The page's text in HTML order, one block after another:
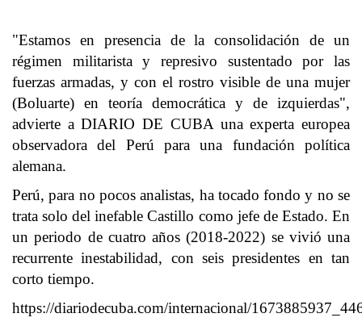
"Estamos en presencia de la consolidación de un
régimen militarista y represivo sustentado por las
fuerzas armadas, y con el rostro visible de una mujer
(Boluarte) en teoría democrática y de izquierdas",
advierte a DIARIO DE CUBA una experta europea
observadora del Perú para una fundación política
alemana.
Perú, para no pocos analistas, ha tocado fondo y no se
trata solo del inefable Castillo como jefe de Estado. En
un periodo de cuatro años (2018-2022) se vivió una
recurrente inestabilidad, con seis presidentes en tan
corto tiempo.
https://diariodecuba.com/internacional/